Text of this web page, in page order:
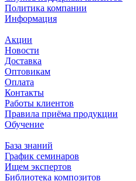
Политика компании
Информация
Акции
Новости
Доставка
Оптовикам
Оплата
Контакты
Работы клиентов
Правила приёма продукции
Обучение
База знаний
График семинаров
Ищем экспертов
Библиотека композитов